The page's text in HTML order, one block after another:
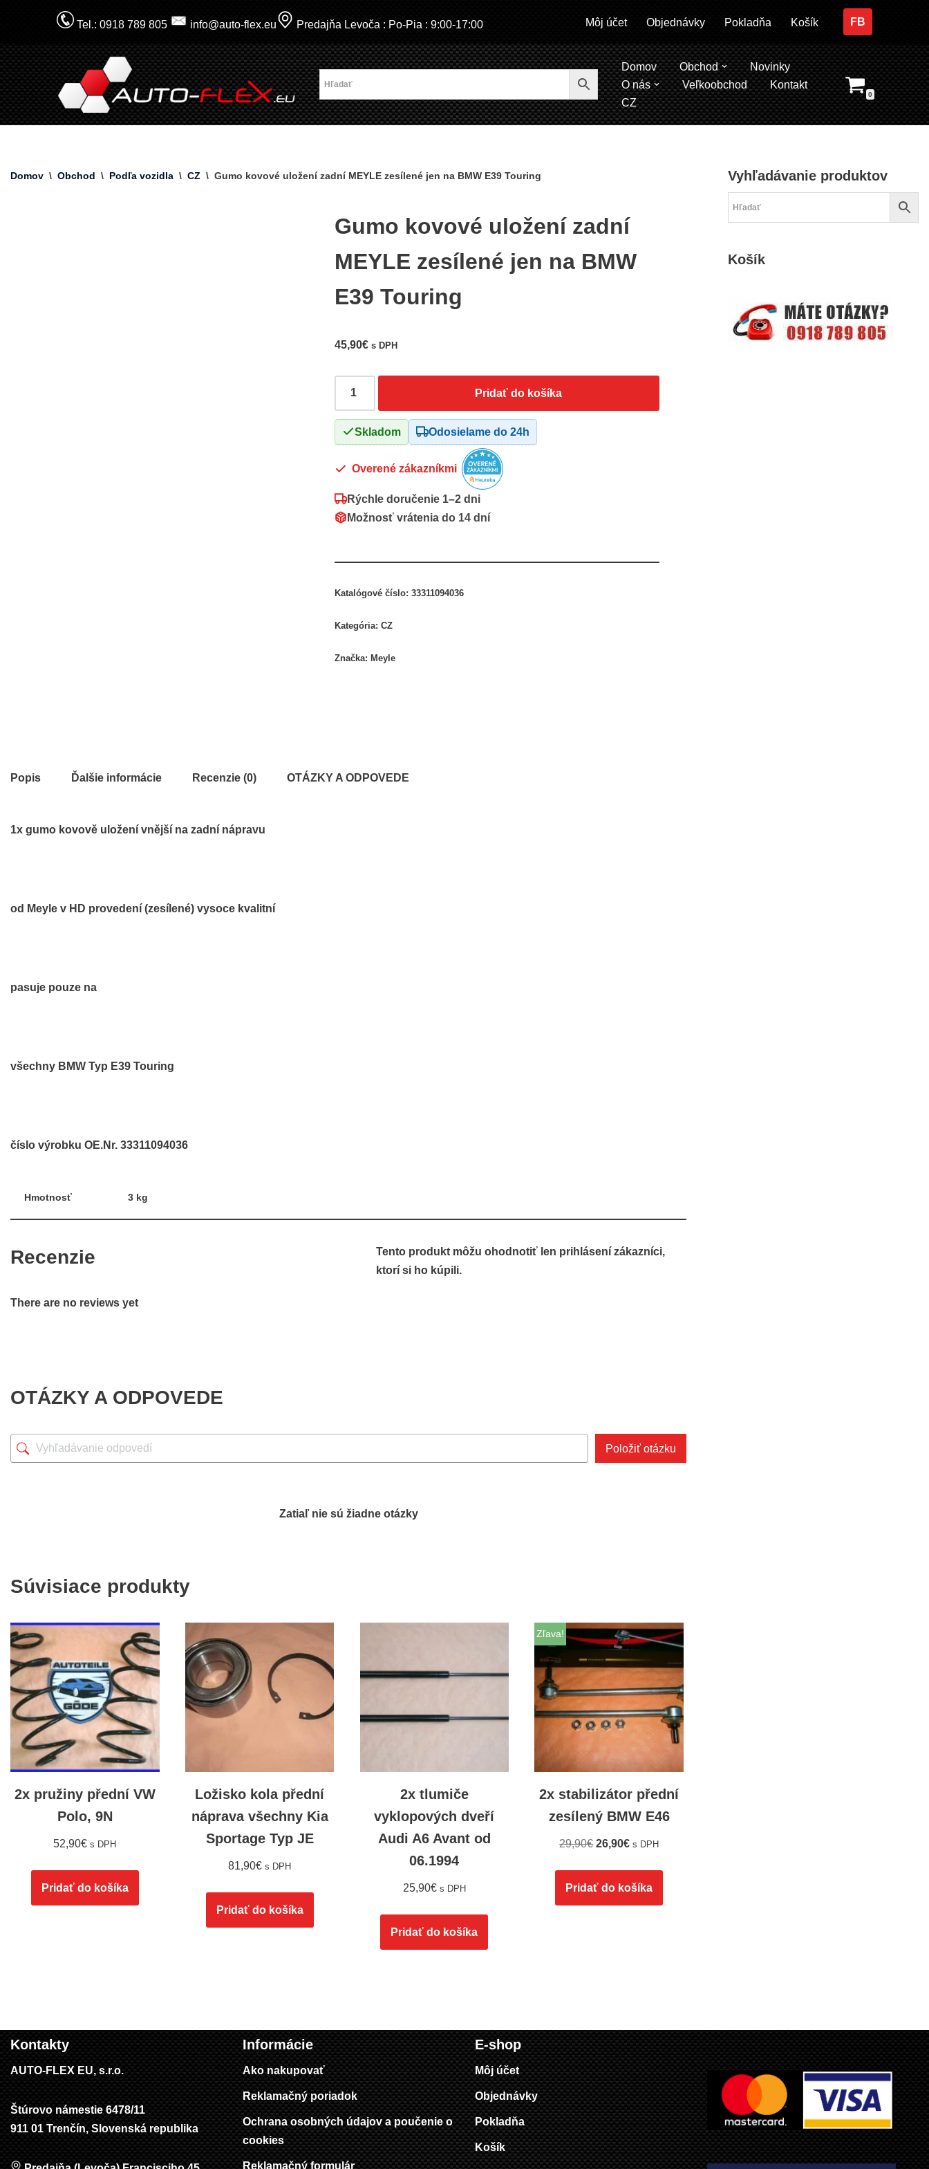
na
obsah
Tel.: 0918 789 805 info@auto-flex.eu Predajňa Levoča : Po-Pia : 9:00-17:00 Môj účet Objednávky Pokladňa Košík FB
Domov Obchod
Novinky
O nás
Veľkoobchod
Kontakt
CZ
0
Domov \ Obchod \ Podľa vozidla \ CZ \ Gumo kovové uložení zadní MEYLE zesílené jen na BMW E39 Touring
Gumo kovové uložení zadní
MEYLE zesílené jen na BMW
E39 Touring
45,90€ s DPH
Pridať do košíka
Skladom Odosielame do 24h
Overené zákazníkmi
Rýchle doručenie 1–2 dni
Možnosť vrátenia do 14 dní
Katalógové číslo:33311094036
Kategória:CZ
Značka: Meyle
Popis Ďalšie informácie Recenzie (0) OTÁZKY A ODPOVEDE
1x gumo kovově uložení vnější na zadní nápravu
od Meyle v HD provedení (zesílené) vysoce kvalitní
pasuje pouze na
všechny BMW Typ E39 Touring
číslo výrobku OE.Nr. 33311094036
Hmotnosť 3 kg
Recenzie
There are no reviews yet
Tento produkt môžu ohodnotiť len prihlásení zákazníci,
ktorí si ho kúpili.
OTÁZKY A ODPOVEDE
Položiť otázku
Zatiaľ nie sú žiadne otázky
Súvisiace produkty
2x pružiny přední VW
Polo, 9N
52,90€ s DPH
Pridať do košíka
Ložisko kola přední
náprava všechny Kia
Sportage Typ JE
81,90€ s DPH
Pridať do košíka
2x tlumiče
vyklopových dveří
Audi A6 Avant od
06.1994
25,90€ s DPH
Pridať do košíka
Zľava!
2x stabilizátor přední
zesílený BMW E46
29,90€ 26,90€ s DPH
Pridať do košíka
Vyhľadávanie produktov
Košík
Kontakty
AUTO-FLEX EU, s.r.o.
Štúrovo námestie 6478/11
911 01 Trenčín, Slovenská republika
Informácie
Ako nakupovať
Reklamačný poriadok
Ochrana osobných údajov a poučenie o
cookies
Reklamačný formulár
E-shop
Môj účet
Objednávky
Pokladňa
Košík